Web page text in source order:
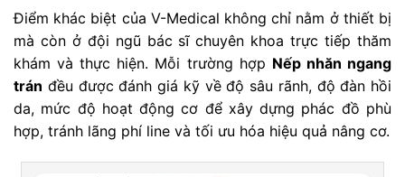
Điểm khác biệt của V-Medical không chỉ nằm ở thiết bị
mà còn ở đội ngũ bác sĩ chuyên khoa trực tiếp thăm
khám và thực hiện. Mỗi trường hợp Nếp nhăn ngang
trán đều được đánh giá kỹ về độ sâu rãnh, độ đàn hồi
da, mức độ hoạt động cơ để xây dựng phác đồ phù
hợp, tránh lãng phí line và tối ưu hóa hiệu quả nâng cơ.